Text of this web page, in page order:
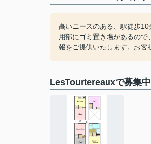
高いニーズのある、駅徒歩
用部にゴミ置き場があるの
報をご提供いたします。お客
LesTourtereauxで募集